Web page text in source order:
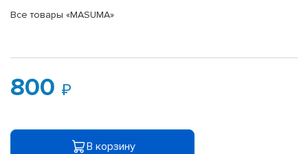
Все товары «MASUMA»
800
В корзину